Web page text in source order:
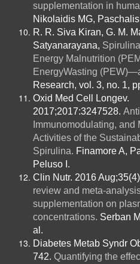
supplementation in
Nikolaidis MG,
R. R. Siva Kiran, G. M.
Satyanarayana,
Energy Malnutrition
EnergyWasting
Research, vol. 3, no. 1,
Oxid Med Cell Longev.
2017;2017:3247528.
Immunomodulating,
Activities of the
Spirulina. Finamore A,
Peluso I.
Clin Nutr. 2016
review and meta-
supplementation on
concentrations. Serban
al.
Diabetes Metab Syndr
742. Quantifying the